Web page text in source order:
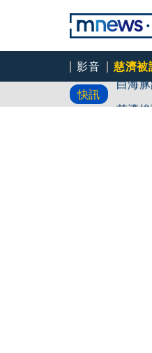
影音 慈濟被
快訊
白海
慈濟